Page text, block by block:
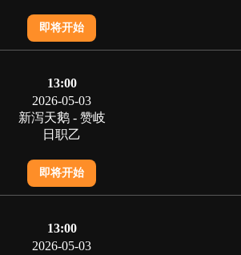
即将开始
13:00
2026-05-03
新泻天鹅 - 赞岐
日职乙
即将开始
13:00
2026-05-03